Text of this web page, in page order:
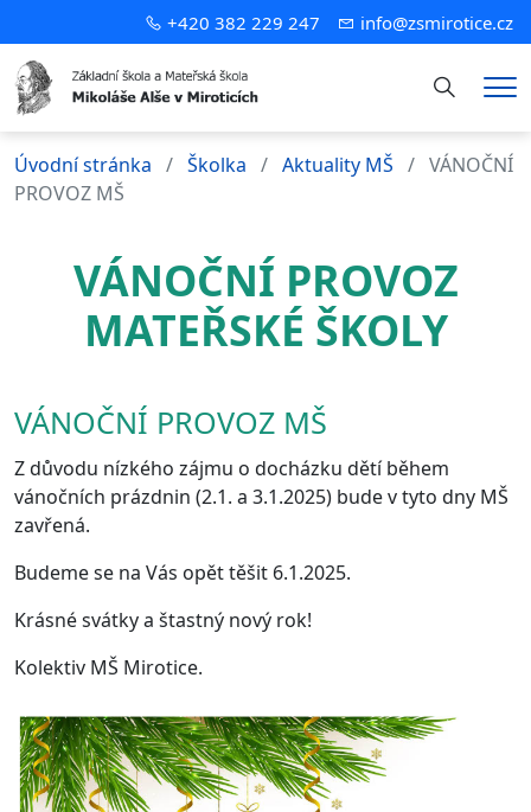
+420 382 229 247 info@zsmirotice.cz
Hledání
Úvodní stránka Školka Aktuality MŠ
VÁNOČNÍ
PROVOZ MŠ
VÁNOČNÍ PROVOZ
MATEŘSKÉ ŠKOLY
VÁNOČNÍ PROVOZ MŠ
Z důvodu nízkého zájmu o docházku dětí během
vánočních prázdnin (2.1. a 3.1.2025) bude v tyto dny MŠ
zavřená.
Budeme se na Vás opět těšit 6.1.2025.
Krásné svátky a štastný nový rok!
Kolektiv MŠ Mirotice.